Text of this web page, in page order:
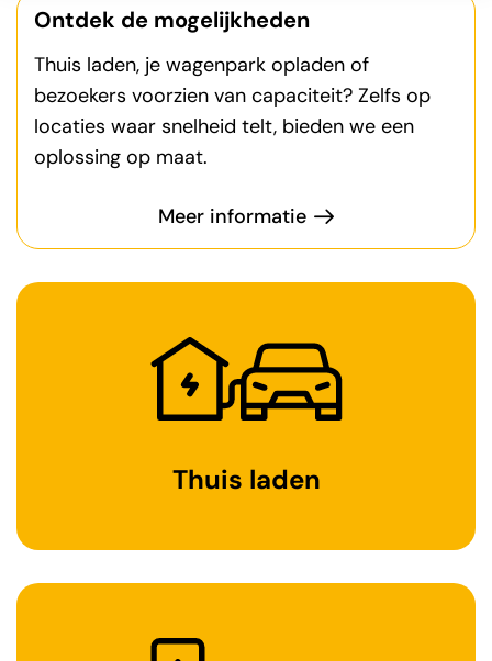
Ontdek de mogelijkheden
Thuis laden, je wagenpark opladen of
bezoekers voorzien van capaciteit? Zelfs op
locaties waar snelheid telt, bieden we een
oplossing op maat.
Meer informatie
Thuis laden